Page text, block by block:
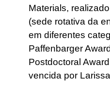
Materials,
(sede rotativa da
em diferentes
Paffenbarger
Postdoctoral
vencida por